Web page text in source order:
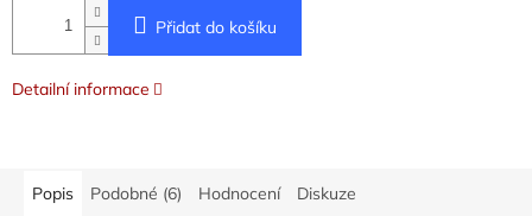
Přidat do košíku
Detailní informace
Popis Podobné (6) Hodnocení Diskuze